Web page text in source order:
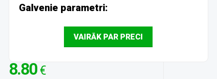
Galvenie parametri:
VAIRĀK PAR PRECI
8.80 €